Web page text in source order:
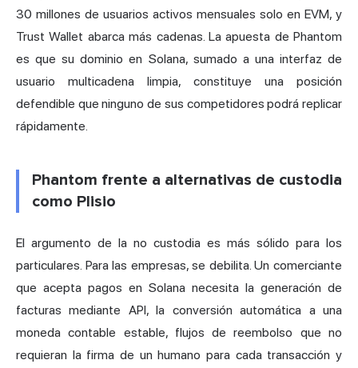
30 millones de usuarios activos mensuales solo en EVM, y
Trust Wallet abarca más cadenas. La apuesta de Phantom
es que su dominio en Solana, sumado a una interfaz de
usuario multicadena limpia, constituye una posición
defendible que ninguno de sus competidores podrá replicar
rápidamente.
Phantom frente a alternativas de custodia
como Plisio
El argumento de la no custodia es más sólido para los
particulares. Para las empresas, se debilita. Un comerciante
que acepta pagos en Solana necesita la generación de
facturas mediante API, la conversión automática a una
moneda contable estable, flujos de reembolso que no
requieran la firma de un humano para cada transacción y